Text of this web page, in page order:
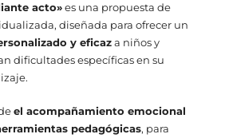
acto»es una propuesta de
diseñada para ofrecer un
y eficaza niños y
dificultades específicas en su
el acompañamiento emocional
pedagógicas, para